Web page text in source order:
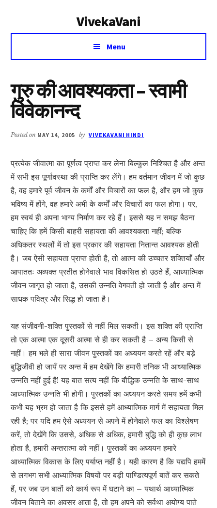
VivekaVani
Voice
Vivekananda
Menu
गुरु की आवश्यकता – स्वामी
विवेकानन्द
Posted on MAY 14, 2005 by VIVEKAVANI HINDI
प्रत्येक जीवात्मा का पूर्णत्व प्राप्त कर लेना बिल्कुल निश्चित है और अन्त
में सभी इस पूर्णावस्था की प्राप्ति कर लेंगे। हम वर्तमान जीवन में जो कुछ
है, वह हमारे पूर्व जीवन के कर्मों और विचारों का फल है, और हम जो कुछ
भविष्य में होंगे, वह हमारे अभी के कर्मों और विचारों का फल होगा। पर,
हम स्वयं ही अपना भाग्य निर्माण कर रहे हैं। इससे यह न समझ बैठना
चाहिए कि हमें किसी बाहरी सहायता की आवश्यकता नहीं; बल्कि
अधिकतर स्थलों में तो इस प्रकार की सहायता नितान्त आवश्यक होती
है। जब ऐसी सहायता प्राप्त होती है, तो आत्मा की उच्चतर शक्तियाँ और
आपाततः अव्यक्त प्रतीत होनेवाले भाव विकसित हो उठते हैं, आध्यात्मिक
जीवन जागृत हो जाता है, उसकी उन्नति वेगवती हो जाती है और अन्त में
साधक पवित्र और सिद्ध हो जाता है।
यह संजीवनी-शक्ति पुस्तकों से नहीं मिल सकती। इस शक्ति की प्राप्ति
तो एक आत्मा एक दूसरी आत्मा से ही कर सकती है – अन्य किसी से
नहीं। हम भले ही सारा जीवन पुस्तकों का अध्ययन करते रहें और बड़े
बुद्धिजीवी हो जायँ पर अन्त में हम देखेंगे कि हमारी तनिक भी आध्यात्मिक
उन्नति नहीं हुई है! यह बात सत्य नहीं कि बौद्धिक उन्नति के साथ-साथ
आध्यात्मिक उन्नति भी होगी। पुस्तकों का अध्ययन करते समय हमें कभी
कभी यह भ्रम हो जाता है कि इससे हमें आध्यात्मिक मार्ग में सहायता मिल
रही है; पर यदि हम ऐसे अध्ययन से अपने में होनेवाले फल का विश्लेषण
करें, तो देखेंगे कि उससे, अधिक से अधिक, हमारी बुद्धि को ही कुछ लाभ
होता है, हमारी अन्तरात्मा को नहीं। पुस्तकों का अध्ययन हमारे
आध्यात्मिक विकास के लिए पर्याप्त नहीं है। यही कारण है कि यद्यपि हममें
से लगभग सभी आध्यात्मिक विषयों पर बड़ी पाण्डित्यपूर्ण बातें कर सकते
हैं, पर जब उन बातों को कार्य रूप में घटाने का – यथार्थ आध्यात्मिक
जीवन बिताने का अवसर आता है, तो हम अपने को सर्वथा अयोग्य पाते